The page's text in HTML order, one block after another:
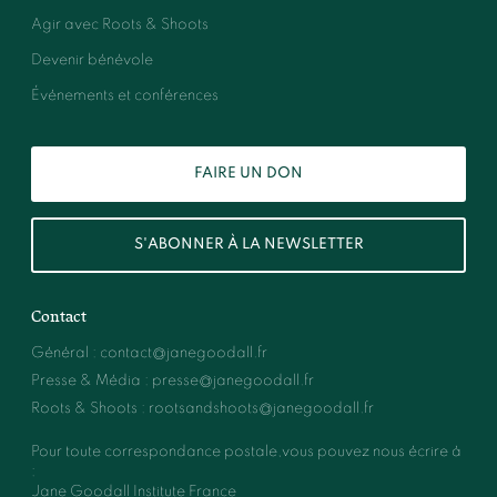
Agir avec Roots & Shoots
Devenir bénévole
Événements et conférences
FAIRE UN DON
S'ABONNER À LA NEWSLETTER
Contact
Général : contact@janegoodall.fr
Presse & Média : presse@janegoodall.fr
Roots & Shoots : rootsandshoots@janegoodall.fr
Pour toute correspondance postale,vous pouvez nous écrire à
:
Jane Goodall Institute France